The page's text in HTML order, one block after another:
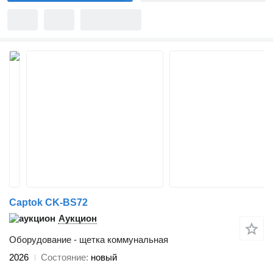
Captok CK-BS72
Аукцион
Оборудование - щетка коммунальная
2026
Состояние новый